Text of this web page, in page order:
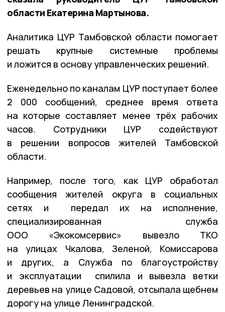
области Екатерина Мартынова.
Аналитика ЦУР Тамбовской области помогает
решать крупные системные проблемы
и ложится в основу управленческих решений.
Еженедельно по каналам ЦУР поступает более
2 000 сообщений, среднее время ответа
на которые составляет менее трёх рабочих
часов. Сотрудники ЦУР содействуют
в решении вопросов жителей Тамбовской
области.
Например, после того, как ЦУР обработал
сообщения жителей округа в социальных
сетях и передал их на исполнение,
специализированная служба
ООО «Экокомсервис» вывезло ТКО
на улицах Чкалова, Зеленой, Комиссарова
и других, а Служба по благоустройству
и эксплуатации спилила и вывезла ветки
деревьев на улице Садовой, отсыпала щебнем
дорогу на улице Ленинградской.